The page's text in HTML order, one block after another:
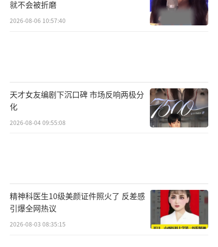
就不会被折磨
2026-08-06 10:57:40
天才女友编剧下沉口碑 市场反响两极分
化
2026-08-04 09:55:08
精神科医生10级美颜证件照火了 反差感
引爆全网热议
2026-08-03 08:35:15